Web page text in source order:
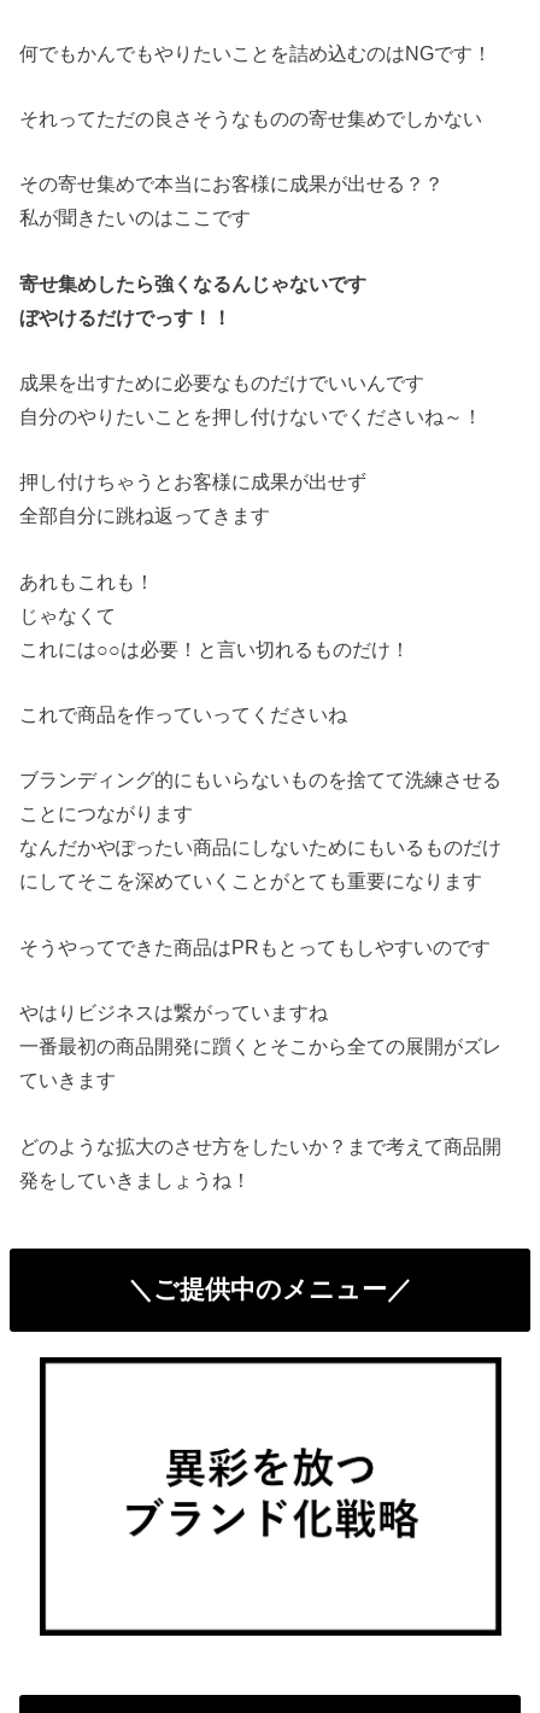
何でもかんでもやりたいことを詰め込むのはNGです！
それってただの良さそうなものの寄せ集めでしかない
その寄せ集めで本当にお客様に成果が出せる？？
私が聞きたいのはここです
寄せ集めしたら強くなるんじゃないです
ぼやけるだけでっす！！
成果を出すために必要なものだけでいいんです
自分のやりたいことを押し付けないでくださいね～！
押し付けちゃうとお客様に成果が出せず
全部自分に跳ね返ってきます
あれもこれも！
じゃなくて
これには○○は必要！と言い切れるものだけ！
これで商品を作っていってくださいね
ブランディング的にもいらないものを捨てて洗練させる
ことにつながります
なんだかやぽったい商品にしないためにもいるものだけ
にしてそこを深めていくことがとても重要になります
そうやってできた商品はPRもとってもしやすいのです
やはりビジネスは繋がっていますね
一番最初の商品開発に躓くとそこから全ての展開がズレ
ていきます
どのような拡大のさせ方をしたいか？まで考えて商品開
発をしていきましょうね！
＼ご提供中のメニュー／